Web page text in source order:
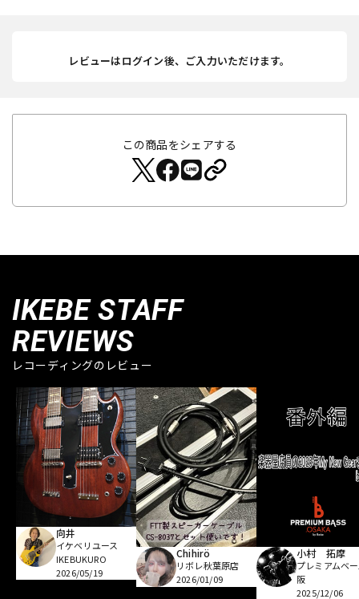
レビューはログイン後、ご入力いただけます。
この商品をシェアする
IKEBE STAFF
REVIEWS
レコーディングのレビュー
向井
イケベリユース
IKEBUKURO
2026/05/19
Chihirö
リボレ秋葉原店
2026/01/09
小村 拓摩
プレミアムベ
阪
2025/12/06